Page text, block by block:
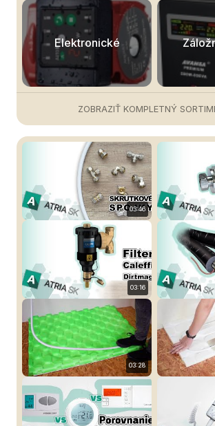
Elektronické
ZOBRAZIŤ KOMPLETNÝ
03:46
03:16
03:28